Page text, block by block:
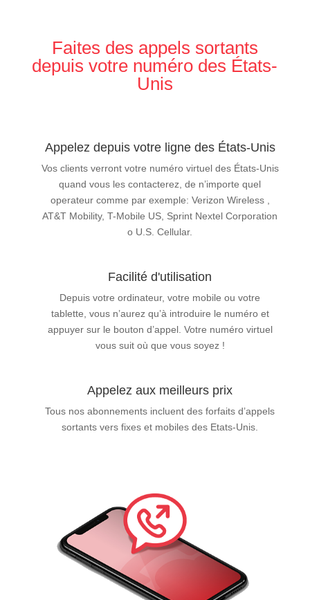
Faites des appels sortants
depuis votre numéro des États-
Unis
Appelez depuis votre ligne des États-Unis
Vos clients verront votre numéro virtuel des États-Unis
quand vous les contacterez, de n’importe quel
operateur comme par exemple: Verizon Wireless ,
AT&T Mobility, T-Mobile US, Sprint Nextel Corporation
o U.S. Cellular.
Facilité d'utilisation
Depuis votre ordinateur, votre mobile ou votre
tablette, vous n’aurez qu’à introduire le numéro et
appuyer sur le bouton d’appel. Votre numéro virtuel
vous suit où que vous soyez !
Appelez aux meilleurs prix
Tous nos abonnements incluent des forfaits d’appels
sortants vers fixes et mobiles des Etats-Unis.